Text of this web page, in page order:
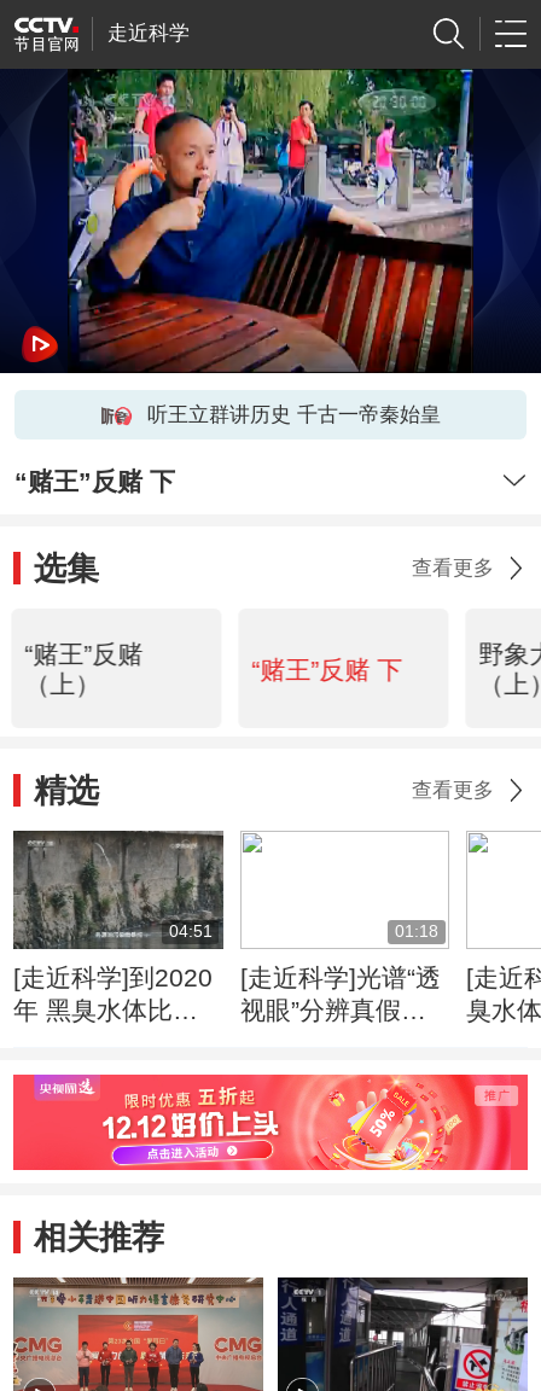
走近科学
听王立群讲历史 千古一帝秦始皇
“赌王”反赌 下
选集 查看更多
“赌王”反赌
（上）
“赌王”反赌 下
野象
（上
精选 查看更多
04:51
[走近科学]到2020
年 黑臭水体比例
01:18
[走近科学]光谱“透
视眼”分辨真假玫
[走近
臭水
相关推荐